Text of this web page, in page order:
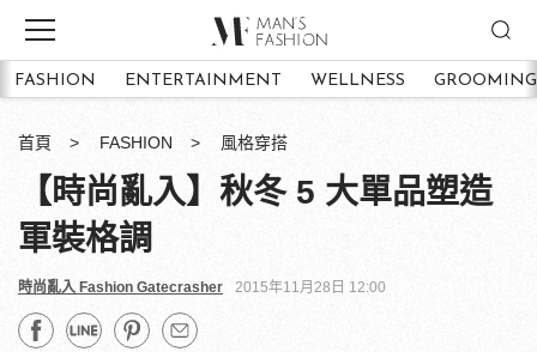
FASHION ENTERTAINMENT WELLNESS GROOMING
首頁 FASHION 風格穿搭
【時尚亂入】秋冬 5 大單品塑造
軍裝格調
時尚亂入 Fashion Gatecrasher 2015年11月28日 12:00